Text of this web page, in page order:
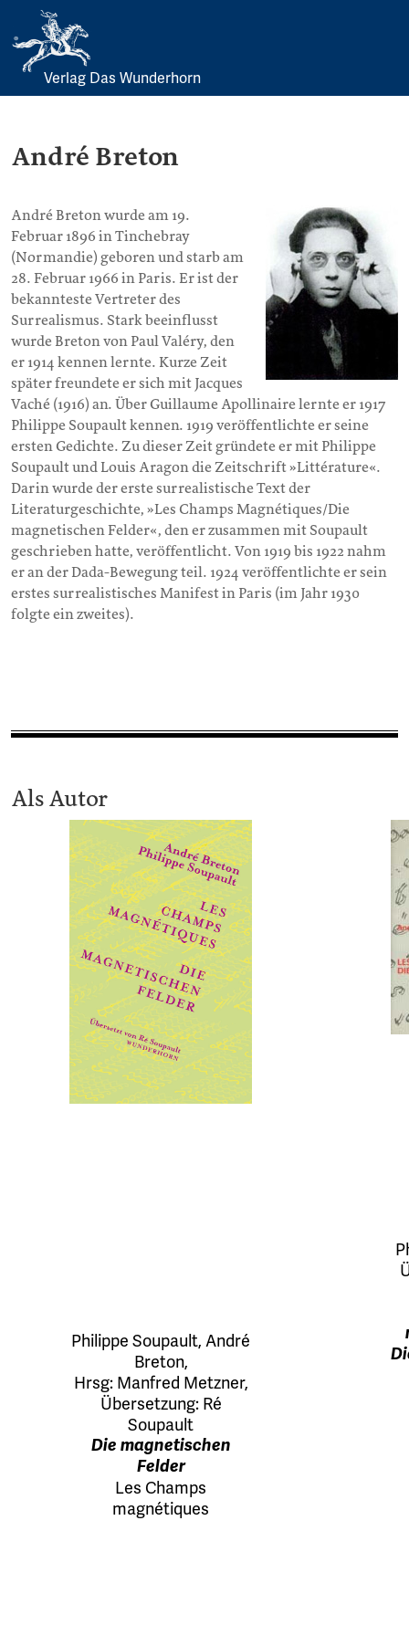
Skip
Verlag Das Wunderhorn
André Breton
André Breton wurde am 19.
Februar 1896 in Tinchebray
(Normandie) geboren und starb am
28. Februar 1966 in Paris. Er ist der
bekannteste Vertreter des
Surrealismus. Stark beeinflusst
wurde Breton von Paul Valéry, den
er 1914 kennen lernte. Kurze Zeit
später freundete er sich mit Jacques
Vaché (1916) an. Über Guillaume Apollinaire lernte er 1917
Philippe Soupault kennen. 1919 veröffentlichte er seine
ersten Gedichte. Zu dieser Zeit gründete er mit Philippe
Soupault und Louis Aragon die Zeitschrift »Littérature«.
Darin wurde der erste surrealistische Text der
Literaturgeschichte, »Les Champs Magnétiques/Die
magnetischen Felder«, den er zusammen mit Soupault
geschrieben hatte, veröffentlicht. Von 1919 bis 1922 nahm
er an der Dada-Bewegung teil. 1924 veröffentlichte er sein
erstes surrealistisches Manifest in Paris (im Jahr 1930
folgte ein zweites).
Als Autor
Philippe Soupault, André
Breton,
Hrsg: Manfred Metzner,
Übersetzung: Ré
Soupault
Die magnetischen
Felder
Les Champs
magnétiques